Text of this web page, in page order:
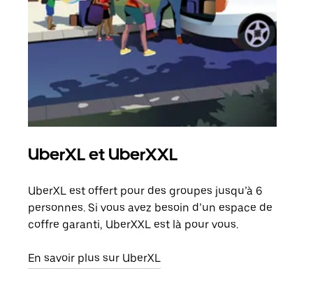
UberXL et UberXXL
UberXL est offert pour des groupes jusqu’à 6
personnes. Si vous avez besoin d’un espace de
coffre garanti, UberXXL est là pour vous.
En savoir plus sur UberXL